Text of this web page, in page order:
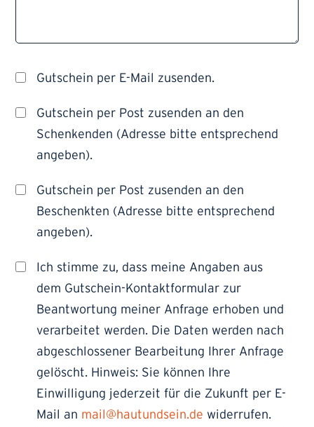
Gutschein per E-Mail zusenden.
Gutschein per Post zusenden an den
Schenkenden (Adresse bitte entsprechend
angeben).
Gutschein per Post zusenden an den
Beschenkten (Adresse bitte entsprechend
angeben).
Ich stimme zu, dass meine Angaben aus
dem Gutschein-Kontaktformular zur
Beantwortung meiner Anfrage erhoben und
verarbeitet werden. Die Daten werden nach
abgeschlossener Bearbeitung Ihrer Anfrage
gelöscht. Hinweis: Sie können Ihre
Einwilligung jederzeit für die Zukunft per E-
Mail an mail@hautundsein.de widerrufen.